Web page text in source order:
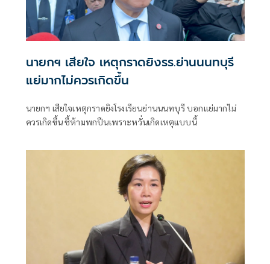
นายกฯ เสียใจ เหตุกราดยิงรร.ย่านนนทบุรี
แย่มากไม่ควรเกิดขึ้น
นายกฯ เสียใจเหตุกราดยิงโรงเรียนย่านนนทบุรี บอกแย่มากไม่
ควรเกิดขึ้น ชี้ห้ามพกปืนเพราะหวั่นเกิดเหตุแบบนี้